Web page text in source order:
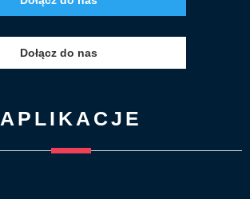
Dołącz do nas
APLIKACJE